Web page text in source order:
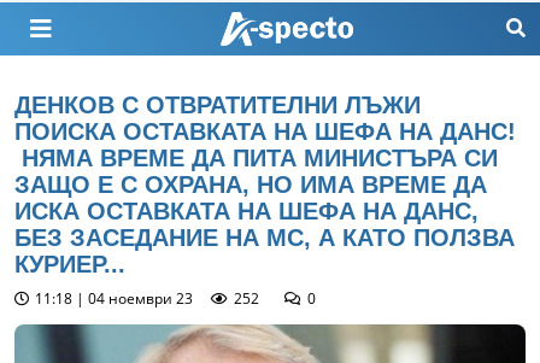
ДЕНКОВ С ОТВРАТИТЕЛНИ ЛЪЖИ
ПОИСКА ОСТАВКАТА НА ШЕФА НА ДАНС!
НЯМА ВРЕМЕ ДА ПИТА МИНИСТЪРА СИ
ЗАЩО Е С ОХРАНА, НО ИМА ВРЕМЕ ДА
ИСКА ОСТАВКАТА НА ШЕФА НА ДАНС,
БЕЗ ЗАСЕДАНИЕ НА МС, А КАТО ПОЛЗВА
КУРИЕР...
11:18 | 04 ноември 23 252 0